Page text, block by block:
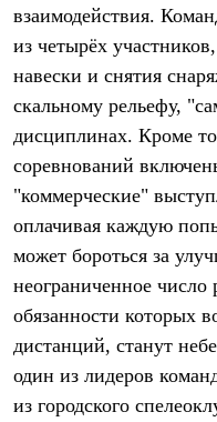
Футболки
Толстовки
Брюки
Женская одежда
Утепленная пухом
Брюки
Жилеты
Утепленная синтетикой
Брюки
Штормовая одежда
Куртки
Софтшелл одежда
Куртки
Брюки
Лёгкая одежда
Рубашки
взаимодействия.
из четырёх
навески и снятия
скальному рельефу,
дисциплинах. Кроме
соревнований
"коммерческие"
оплачивая каждую
может бороться за
неограниченное число
обязанности которых
дистанций, станут
один из лидеров
из городского